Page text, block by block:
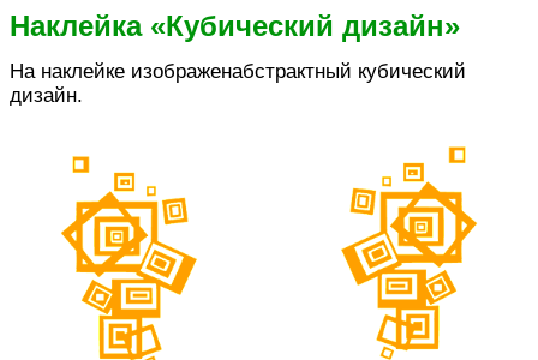
Наклейка «Кубический дизайн»
На наклейке изображенабстрактный кубический
дизайн.